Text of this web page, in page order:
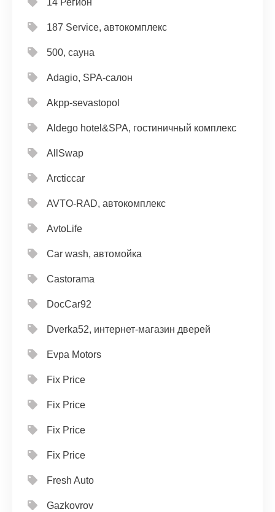
14 Регион
187 Service, автокомплекс
500, сауна
Adagio, SPA-салон
Akpp-sevastopol
Aldego hotel&SPA, гостиничный комплекс
AllSwap
Arcticcar
AVTO-RAD, автокомплекс
AvtoLife
Car wash, автомойка
Castorama
DocCar92
Dverka52, интернет-магазин дверей
Evpa Motors
Fix Price
Fix Price
Fix Price
Fix Price
Fresh Auto
Gazkovrov